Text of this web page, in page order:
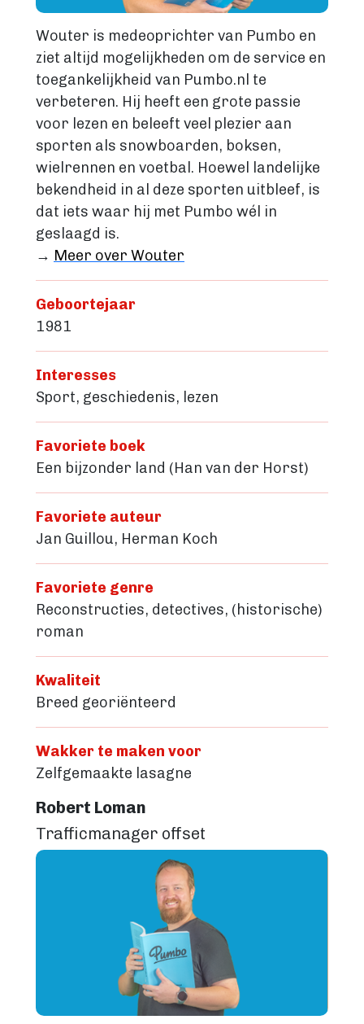
Wouter is medeoprichter van Pumbo en
ziet altijd mogelijkheden om de service en
toegankelijkheid van Pumbo.nl te
verbeteren. Hij heeft een grote passie
voor lezen en beleeft veel plezier aan
sporten als snowboarden, boksen,
wielrennen en voetbal. Hoewel landelijke
bekendheid in al deze sporten uitbleef, is
dat iets waar hij met Pumbo wél in
geslaagd is.
→ Meer over Wouter
Geboortejaar
1981
Interesses
Sport, geschiedenis, lezen
Favoriete boek
Een bijzonder land (Han van der Horst)
Favoriete auteur
Jan Guillou, Herman Koch
Favoriete genre
Reconstructies, detectives, (historische)
roman
Kwaliteit
Breed georiënteerd
Wakker te maken voor
Zelfgemaakte lasagne
Robert Loman
Trafficmanager offset
Image